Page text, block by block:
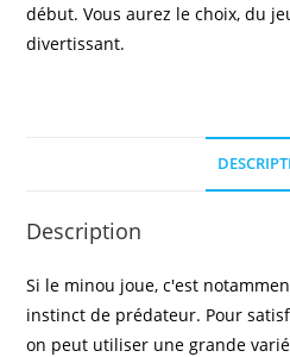
début. Vous aurez le choix, du
divertissant.
Description
Si le minou joue, c'est
instinct de prédateur. Pour
on peut utiliser une grande